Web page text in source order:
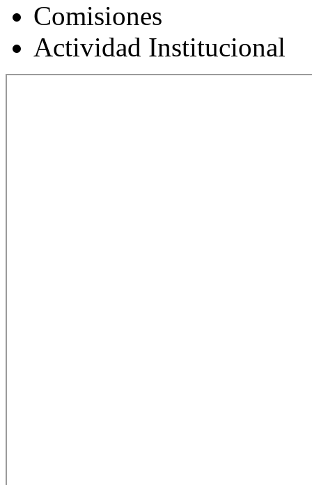
Comisiones
Actividad Institucional